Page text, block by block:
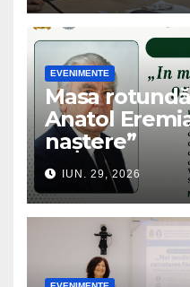
EVENIMENTE
Masa
Anatol
naștere”
IUN. 29, 2026